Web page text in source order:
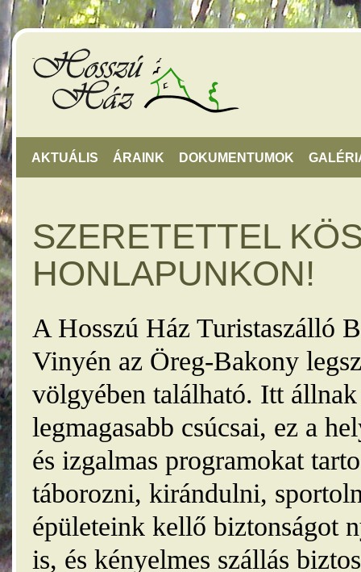
AKTUÁLIS ÁRAINK DOKUMENTUMOK
SZERETETTEL
HONLAPUNKON!
A Hosszú Ház Turistaszálló
Vinyén az Öreg-Bakony
völgyében található. Itt
legmagasabb csúcsai, ez a
és izgalmas programokat
táborozni, kirándulni,
épületeink kellő biztonságot
is, és kényelmes szállás